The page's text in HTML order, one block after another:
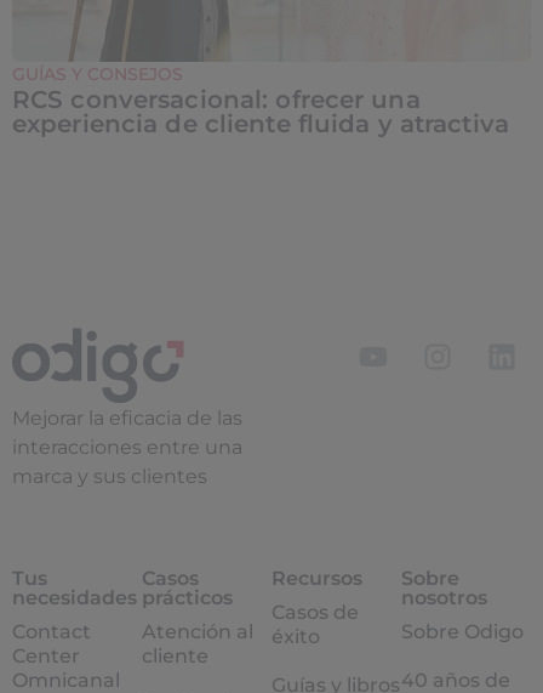
GUÍAS Y CONSEJOS
RCS conversacional: ofrecer una
experiencia de cliente fluida y atractiva
Mejorar la eficacia de las
interacciones entre una
marca y sus clientes
Tus
necesidades
Contact
Center
Omnicanal
Casos
prácticos
Atención al
cliente
Recursos
Casos de
éxito
Guías y libros
Sobre
nosotros
Sobre Odigo
40 años de